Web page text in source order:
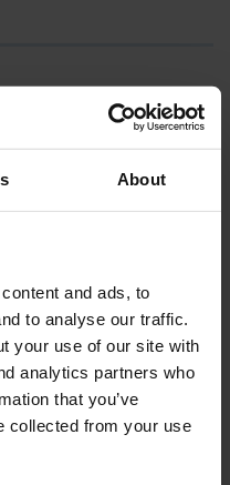
About
and ads, to
to analyse our traffic.
your use of our site with
analytics partners who
that you’ve
collected from your use
CPS
M
2,7 W